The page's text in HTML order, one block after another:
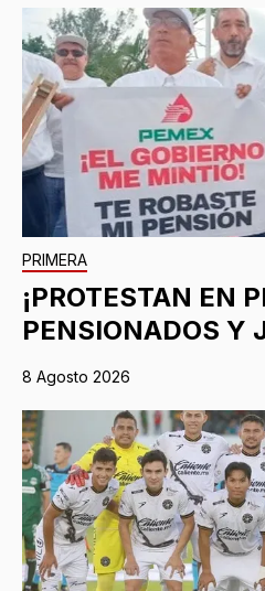
PRIMERA
¡PROTESTAN EN
PENSIONADOS Y
8 Agosto 2026